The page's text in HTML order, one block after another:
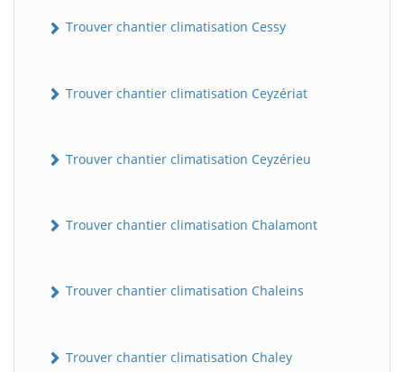
Trouver chantier climatisation Cessy
Trouver chantier climatisation Ceyzériat
Trouver chantier climatisation Ceyzérieu
Trouver chantier climatisation Chalamont
Trouver chantier climatisation Chaleins
Trouver chantier climatisation Chaley